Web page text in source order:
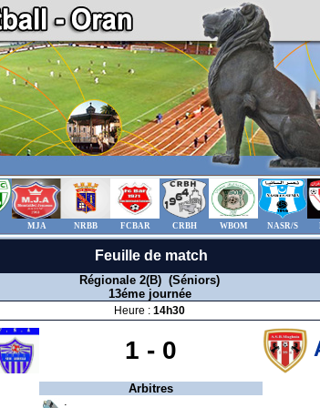
MJA NRBB FCBAR CRBH WBOM NASR/S
Feuille de match
Régionale 2(B) (Séniors)
13éme journée
Heure : 14h30
1 - 0
Arbitres